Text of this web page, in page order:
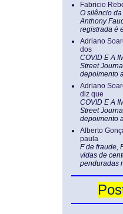
Fabricio
O silêncio
Anthony
registrada é
Adriano
dos
COVID E A
Street
depoimento
Adriano
diz que
COVID E A
Street
depoimento
Alberto
paula
F de fraude,
vidas de
penduradas